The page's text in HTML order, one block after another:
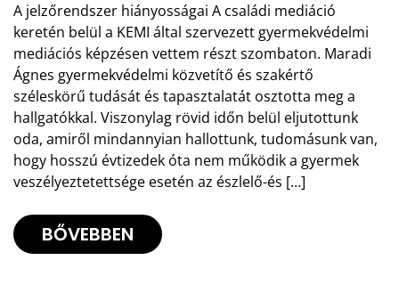
A jelzőrendszer hiányosságai A családi mediáció
keretén belül a KEMI által szervezett gyermekvédelmi
mediációs képzésen vettem részt szombaton. Maradi
Ágnes gyermekvédelmi közvetítő és szakértő
széleskörű tudását és tapasztalatát osztotta meg a
hallgatókkal. Viszonylag rövid időn belül eljutottunk
oda, amiről mindannyian hallottunk, tudomásunk van,
hogy hosszú évtizedek óta nem működik a gyermek
veszélyeztetettsége esetén az észlelő-és […]
BŐVEBBEN